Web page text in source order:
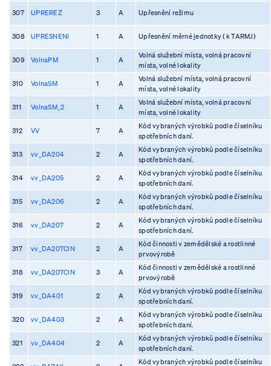
307 UPREREZ 3 A Upřesnění režimu
308 UPRESNENI 1 A Upřesnění měrné jednotky ( k TARMJ)
309 VolnaPM 1 A
Volná služební místa, volná pracovní
místa, volné lokality
310 VolnaSM 1 A
Volná služební místa, volná pracovní
místa, volné lokality
311 VolnaSM_2 1 A
Volná služební místa, volná pracovní
místa, volné lokality
312 VV 7 A
Kód vybraných výrobků podle číselníku
spotřebních daní.
313 vv_DA204 2 A
Kód vybraných výrobků podle číselníku
spotřebních daní.
314 vv_DA205 2 A
Kód vybraných výrobků podle číselníku
spotřebních daní.
315 vv_DA206 2 A
Kód vybraných výrobků podle číselníku
spotřebních daní.
316 vv_DA207 2 A
Kód vybraných výrobků podle číselníku
spotřebních daní.
317 vv_DA207CIN 2 A
Kód činnosti v zemědělské a rostlinné
prvovýrobě
318 vv_DA207CIN 3 A
Kód činnosti v zemědělské a rostlinné
prvovýrobě
319 vv_DA401 2 A
Kód vybraných výrobků podle číselníku
spotřebních daní.
320 vv_DA403 2 A
Kód vybraných výrobků podle číselníku
spotřebních daní.
321 vv_DA404 2 A
Kód vybraných výrobků podle číselníku
spotřebních daní.
Kód vybraných výrobků podle číselníku